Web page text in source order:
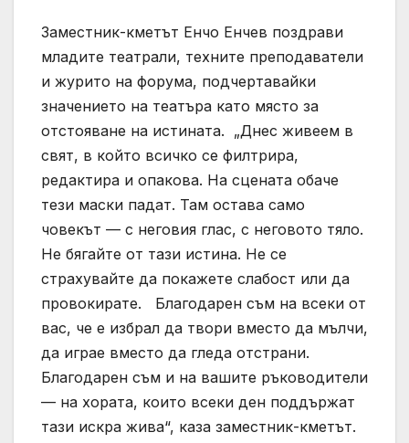
Заместник-кметът Енчо Енчев поздрави
младите театрали, техните преподаватели
и журито на форума, подчертавайки
значението на театъра като място за
отстояване на истината. „Днес живеем в
свят, в който всичко се филтрира,
редактира и опакова. На сцената обаче
тези маски падат. Там остава само
човекът — с неговия глас, с неговото тяло.
Не бягайте от тази истина. Не се
страхувайте да покажете слабост или да
провокирате. Благодарен съм на всеки от
вас, че е избрал да твори вместо да мълчи,
да играе вместо да гледа отстрани.
Благодарен съм и на вашите ръководители
— на хората, които всеки ден поддържат
тази искра жива“, каза заместник-кметът.